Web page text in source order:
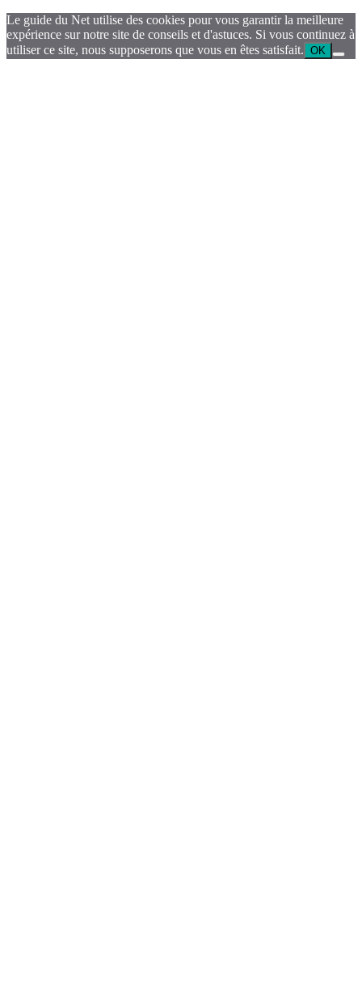
Le guide du Net utilise des cookies pour vous garantir la meilleure
expérience sur notre site de conseils et d'astuces. Si vous continuez à
utiliser ce site, nous supposerons que vous en êtes satisfait. OK